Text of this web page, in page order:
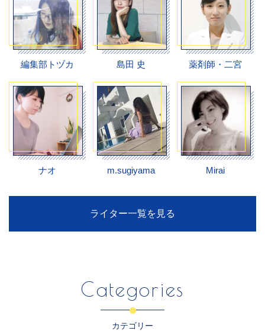
編集部トヅカ 島田 史 薬剤師・二宮
ナオ m.sugiyama Mirai
ライター一覧を見る
Categories
カテゴリー